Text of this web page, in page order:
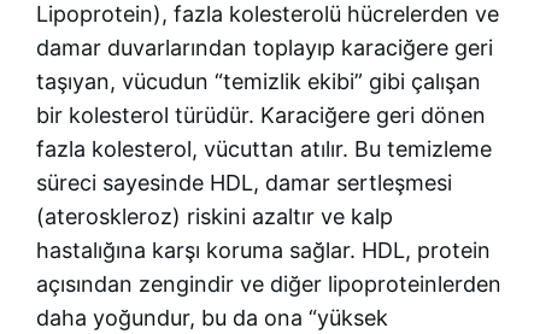
Lipoprotein), fazla kolesterolü hücrelerden ve
damar duvarlarından toplayıp karaciğere geri
taşıyan, vücudun “temizlik ekibi” gibi çalışan
bir kolesterol türüdür. Karaciğere geri dönen
fazla kolesterol, vücuttan atılır. Bu temizleme
süreci sayesinde HDL, damar sertleşmesi
(ateroskleroz) riskini azaltır ve kalp
hastalığına karşı koruma sağlar. HDL, protein
açısından zengindir ve diğer lipoproteinlerden
daha yoğundur, bu da ona “yüksek